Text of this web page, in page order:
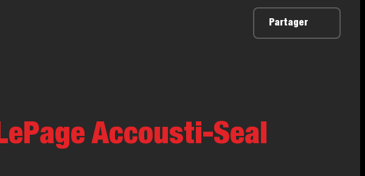
Partager
LePage Accousti-Seal